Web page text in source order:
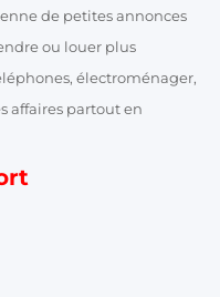
de petites annonces
ou louer plus
électroménager,
affaires partout en